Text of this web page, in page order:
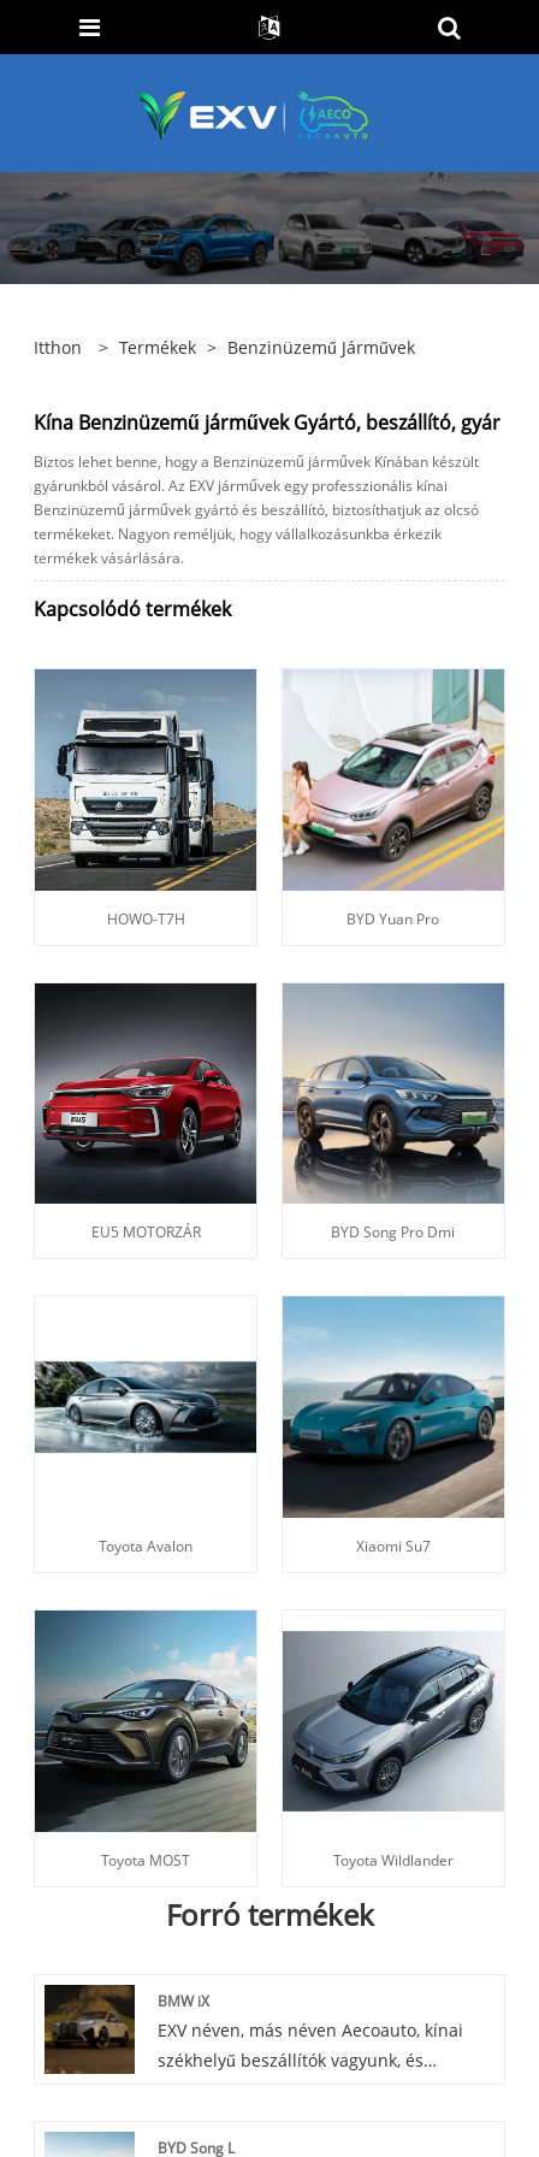
Itthon > Termékek > Benzinüzemű Járművek
Kína Benzinüzemű járművek Gyártó, beszállító, gyár
Biztos lehet benne, hogy a Benzinüzemű járművek Kínában készült
gyárunkból vásárol. Az EXV járművek egy professzionális kínai
Benzinüzemű járművek gyártó és beszállító, biztosíthatjuk az olcsó
termékeket. Nagyon reméljük, hogy vállalkozásunkba érkezik
termékek vásárlására.
Kapcsolódó termékek
HOWO-T7H BYD Yuan Pro
EU5 MOTORZÁR BYD Song Pro Dmi
Toyota Avalon Xiaomi Su7
Toyota MOST Toyota Wildlander
Forró termékek
BMW iX
EXV néven, más néven Aecoauto, kínai
székhelyű beszállítók vagyunk, és
futurisztikus, teljesen elektromos SUV,
BYD Song L